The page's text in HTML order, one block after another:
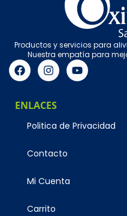
Productos y servicios para
Nuestra empatía para
ENLACES
Politica de Privacidad
Contacto
Mi Cuenta
Carrito